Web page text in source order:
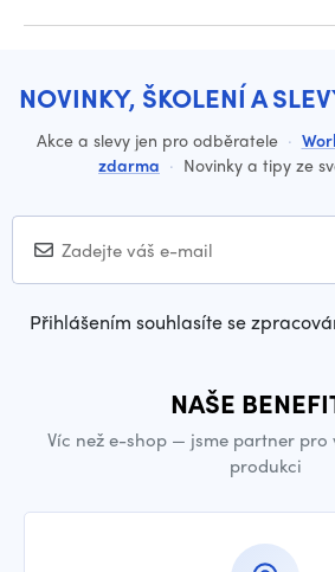
NOVINKY, ŠKOLENÍ A
Akce a slevy jen pro odběratele ·
zdarma · Novinky a tipy ze
Přihlášením souhlasíte se
NAŠE
Víc než e-shop — jsme partner pro
produkci